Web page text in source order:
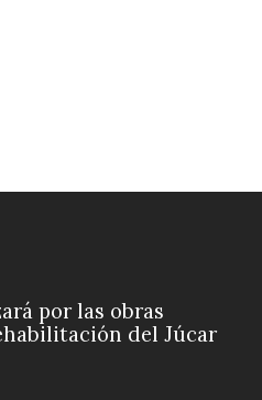
por las obras
del Júcar